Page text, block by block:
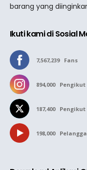
barang yang
Ikuti kami di Sosial
7,567,239 Fans
894,000 Pengikut
187,400 Pengikut
198,000